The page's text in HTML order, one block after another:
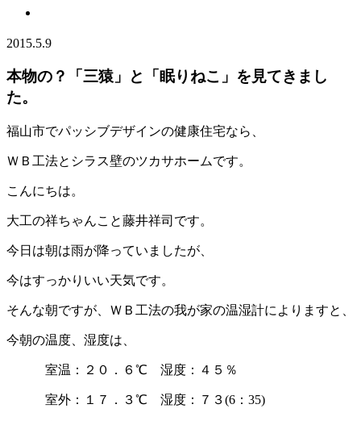
2015.5.9
本物の？「三猿」と「眠りねこ」を見てきまし
た。
福山市でパッシブデザインの健康住宅なら、
ＷＢ工法とシラス壁のツカサホームです。
こんにちは。
大工の祥ちゃんこと藤井祥司です。
今日は朝は雨が降っていましたが、
今はすっかりいい天気です。
そんな朝ですが、ＷＢ工法の我が家の温湿計によりますと、
今朝の温度、湿度は、
室温：２０．６℃ 湿度：４５％
室外：１７．３℃ 湿度：７３(6：35)